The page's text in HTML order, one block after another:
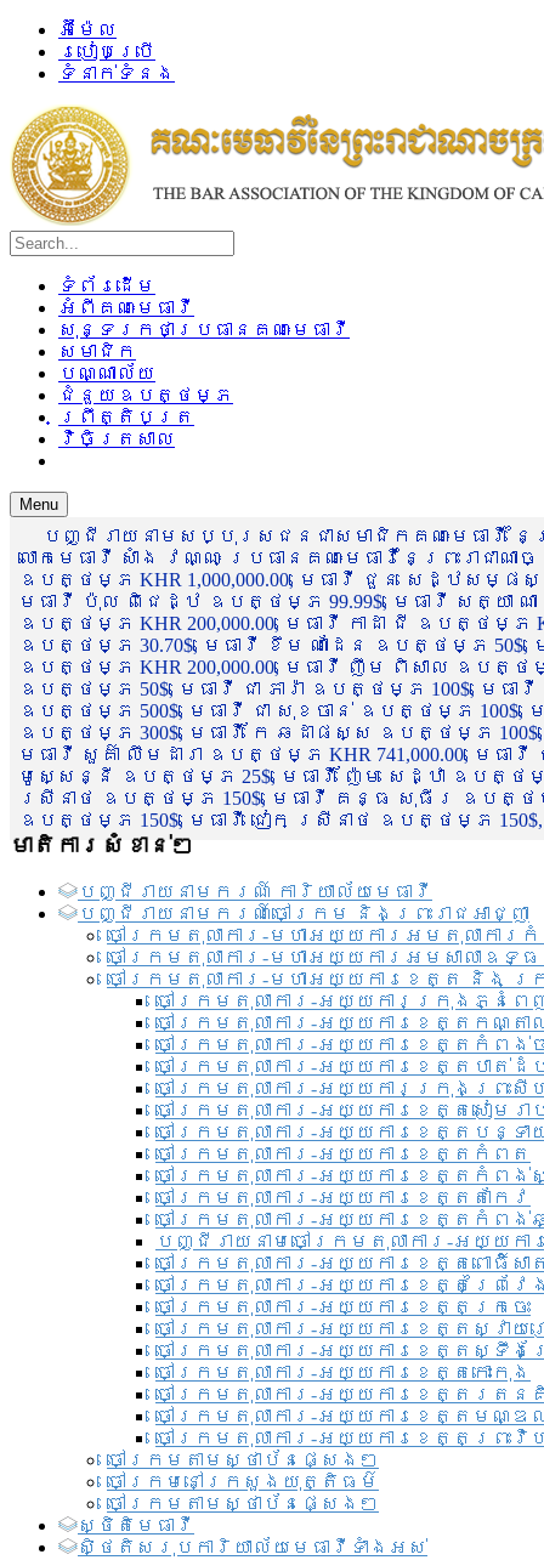
អ៊ីម៉ែល
របៀបប្រើ
ទំនាក់ទំនង
ទំព័រដើម
អំពីគណៈមេធាវី
សុន្ទរកថាប្រធានគណៈមេធាវី
សមាជិក
បណ្ណាល័យ
ជំនួយឧបត្ថម្ភ
ព្រឹត្តិបត្រ
វិចិត្រសាល
Menu
បញ្ជីរាយនាមសប្បុរសជនជាសមាជិកគណៈមេធាវី
លោកមេធាវី សាំង វណ្ណៈ ប្រធានគណៈមេធាវីនៃព្រះរា
ឧបត្ថម្ភ KHR 1,000,000.00, មេធាវី ជួន សេដ្ឋស
មេធាវី ប៉ុល ពិជេដ្ឋ ឧបត្ថម្ភ 99.99$, មេធាវី សត្យា ណ
ឧបត្ថម្ភ KHR 200,000.00, មេធាវី កាដា ជី ឧបត្ថម្ភ
ឧបត្ថម្ភ 30.70$, មេធាវី ខឹម ណាដែន ឧបត្ថម្ភ 50$,
ឧបត្ថម្ភ KHR 200,000.00, មេធាវី ញឹម ពិសាល ឧបត្ថ
ឧបត្ថម្ភ 50$, មេធាវី ជា ភារ៉ា ឧបត្ថម្ភ 100$, មេ
ឧបត្ថម្ភ 500$, មេធាវី ជា សុខចាន់ ឧបត្ថម្ភ
ឧបត្ថម្ភ 300$, មេធាវី កែ ឆដាផស្ស ឧបត្ថម្ភ
មេធាវី សួគ៌ា លឹមដារា ឧបត្ថម្ភ KHR 741,000.00, មេ
មូសេ្សន្នី ឧបត្ថម្ភ 25$, មេធាវី ញ៉ែម សេដ្ឋា ឧបត្ថ
ស្រីនាថ ឧបត្ថម្ភ 150$, មេធាវី គន្ធ សុធីរ ឧបត្ថម្ភ
ឧបត្ថម្ភ 150$, មេធាវី ជៀក ស្រីនាថ ឧបត្ថម្ភ 150$,
មាតិការសំខាន់ៗ
បញ្ជី​រាយ​នាមករណ៍ ការិយាល័យ​មេធាវី​
បញ្ជី​រាយ​នាមករណ៍​ចៅក្រម និងព្រះរាជអាជ្ញា
ចៅក្រមតុលាការ-មហាអយ្យការអមតុលាការ
ចៅក្រមតុលាការ-មហាអយ្យការអមសាលាឧទ្
ចៅក្រមតុលាការ-មហាអយ្យការខេត្ត និង ក្
ចៅក្រមតុលាការ-អយ្យការក្រុងភ្នំពេ
ចៅក្រមតុលាការ-អយ្យការខេត្តកណ្តា
ចៅក្រមតុលាការ-អយ្យការខេត្តកំពង់ច
ចៅក្រមតុលាការ-អយ្យការខេត្តបាត់ដំ
ចៅក្រមតុលាការ-អយ្យការ​ក្រុងព្រះសី
ចៅក្រមតុលាការ-អយ្យការខេត្តសៀមរា
ចៅក្រមតុលាការ-អយ្យការខេត្តបន្ទា
ចៅក្រមតុលាការ-អយ្យការខេត្តកំពត
ចៅក្រមតុលាការ-អយ្យការខេត្តកំពង់
ចៅក្រមតុលាការ-អយ្យការខេត្តតាកែវ
ចៅក្រមតុលាការ-អយ្យការខេត្តកំពង់
បញ្ជីរាយនាមចៅក្រមតុលាការ-អយ្យក
ចៅក្រមតុលាការ-អយ្យការខេត្តពោធិ៍សា
ចៅក្រមតុលាការ-អយ្យការខេត្តព្រៃវែ
ចៅក្រមតុលាការ-អយ្យការខេត្តក្រចេះ
ចៅក្រមតុលាការ-អយ្យការខេត្តស្វាយ
ចៅក្រមតុលាការ-អយ្យការខេត្តស្ទឹង
ចៅក្រមតុលាការ-អយ្យការខេត្តកោះកុង
ចៅក្រមតុលាការ-អយ្យការខេត្តរតន
ចៅក្រមតុលាការ-អយ្យការខេត្តមណ្
ចៅក្រមតុលាការ-អយ្យការខេត្តព្រះវិហ
ចៅក្រមតាមស្ថាប័នផ្សេងៗ
ចៅក្រមនៅក្រសួងយុត្តិធម៌
ចៅក្រមតាមស្ថាប័នផ្សេងៗ
ស្ថិតិមេធាវី
សិ្ថតិសរុបការិយាល័យមេធាវីទាំងអស់​